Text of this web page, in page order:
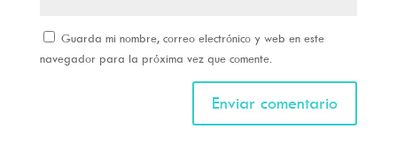
Guarda mi nombre, correo electrónico y web en este
navegador para la próxima vez que comente.